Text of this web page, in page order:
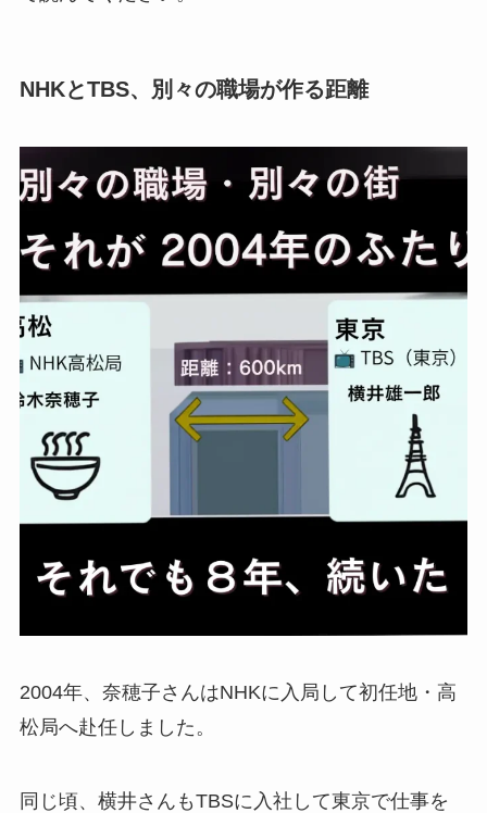
NHKとTBS、別々の職場が作る距離
2004年、奈穂子さんはNHKに入局して初任地・高
松局へ赴任しました。
同じ頃、横井さんもTBSに入社して東京で仕事を